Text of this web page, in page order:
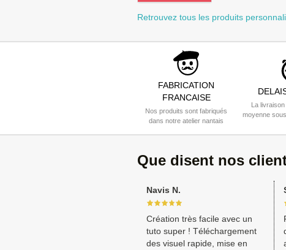
Retrouvez tous les produits
FABRICATION
FRANCAISE
Nos produits sont fabriqués
dans notre atelier nantais
La
moyenne
Que disent nos
Navis N.
Création très facile avec un
tuto super ! Téléchargement
des visuel rapide, mise en